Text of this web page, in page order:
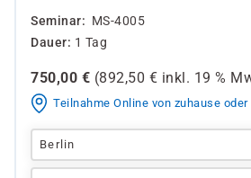
Seminar
MS-4005
Dauer
1 Tag
750,00 € (892,50 € inkl. 19 %
Teilnahme Online von zuhause
Berlin